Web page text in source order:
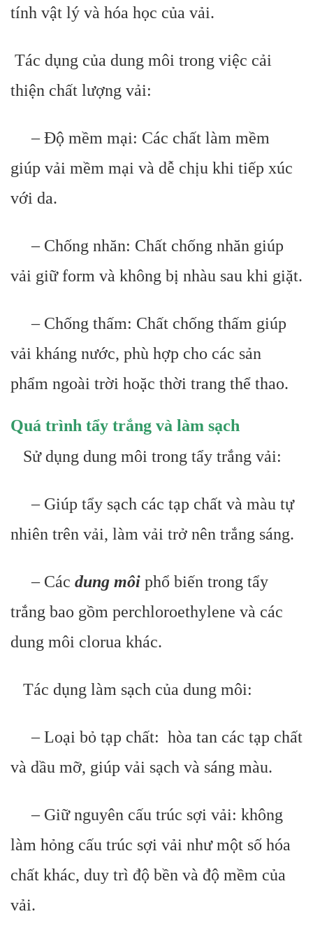
tính vật lý và hóa học của vải.
Tác dụng của dung môi trong việc cải
thiện chất lượng vải:
– Độ mềm mại: Các chất làm mềm
giúp vải mềm mại và dễ chịu khi tiếp xúc
với da.
– Chống nhăn: Chất chống nhăn giúp
vải giữ form và không bị nhàu sau khi giặt.
– Chống thấm: Chất chống thấm giúp
vải kháng nước, phù hợp cho các sản
phẩm ngoài trời hoặc thời trang thể thao.
Quá trình tẩy trắng và làm sạch
Sử dụng dung môi trong tẩy trắng vải:
– Giúp tẩy sạch các tạp chất và màu tự
nhiên trên vải, làm vải trở nên trắng sáng.
– Các dung môi phổ biến trong tẩy
trắng bao gồm perchloroethylene và các
dung môi clorua khác.
Tác dụng làm sạch của dung môi:
– Loại bỏ tạp chất: hòa tan các tạp chất
và dầu mỡ, giúp vải sạch và sáng màu.
– Giữ nguyên cấu trúc sợi vải: không
làm hỏng cấu trúc sợi vải như một số hóa
chất khác, duy trì độ bền và độ mềm của
vải.